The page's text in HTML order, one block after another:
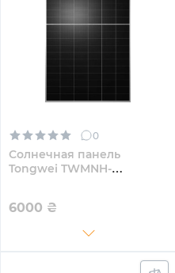
0
Солнечная панель
Tongwei TWMNH-
6000 ₴